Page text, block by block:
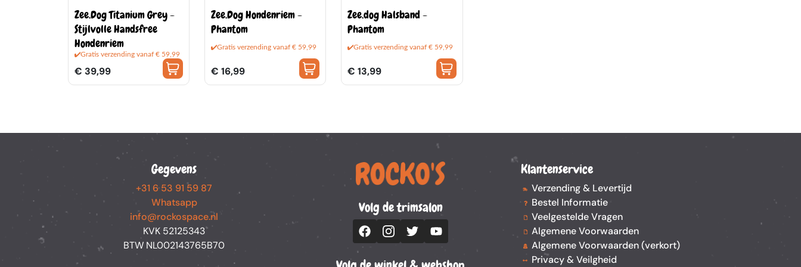
Zee.Dog Titanium Grey -
Stijlvolle Handsfree
Hondenriem
Gratis verzending vanaf € 59,99
€ 39,99
Zee.Dog Hondenriem -
Phantom
Gratis verzending vanaf € 59,99
€ 16,99
Zee.dog Halsband -
Phantom
Gratis verzending vanaf € 59,99
€ 13,99
Gegevens
+31 6 53 91 59 87
Whatsapp
info@rockospace.nl
KVK 52125343
BTW NL002143765B70
Volg de trimsalon
Klantenservice
Verzending & Levertijd
Bestel Informatie
Veelgestelde Vragen
Algemene Voorwaarden
Algemene Voorwaarden (verkort)
Privacy & Veilgheid